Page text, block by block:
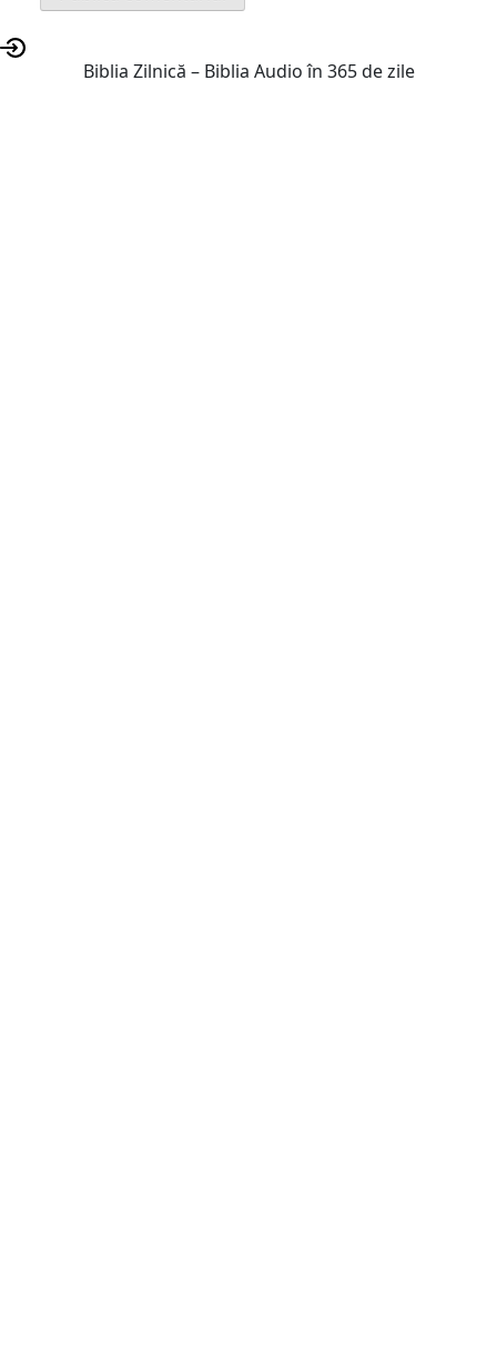
Biblia Zilnică – Biblia Audio în 365 de zile